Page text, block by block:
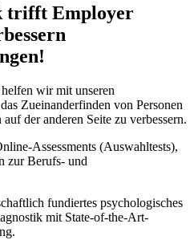
trifft Employer
wir mit unseren
Zueinanderfinden von Personen
der anderen Seite zu verbessern.
Assessments (Auswahltests),
zur Berufs- und
fundiertes psychologisches
mit State-of-the-Art-